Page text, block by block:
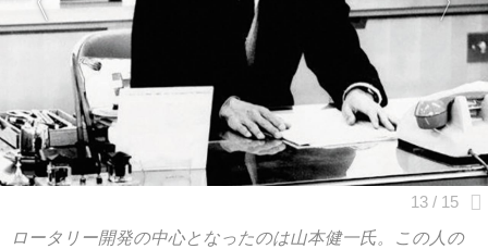
ロータリー開発の中心となったのは山本健一氏。この人の